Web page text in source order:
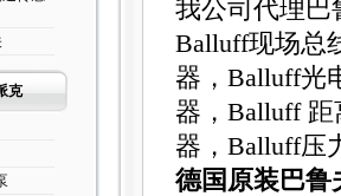
克
我公司代理巴
Balluff现场总
器，Balluff光
器，Balluff
器，Balluff压
德国原装巴